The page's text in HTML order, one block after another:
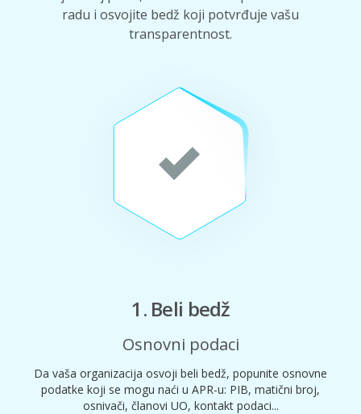
radu i osvojite bedž koji potvrđuje vašu
transparentnost.
1. Beli bedž
Osnovni podaci
Da vaša organizacija osvoji beli bedž, popunite osnovne
podatke koji se mogu naći u APR-u: PIB, matični broj,
osnivači, članovi UO, kontakt podaci...